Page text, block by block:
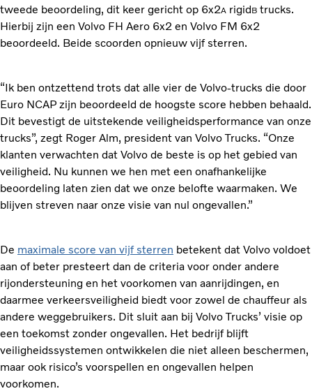
tweede beoordeling, dit keer gericht op 6x2A rigidB trucks.
Hierbij zijn een Volvo FH Aero 6x2 en Volvo FM 6x2
beoordeeld. Beide scoorden opnieuw vijf sterren.
“Ik ben ontzettend trots dat alle vier de Volvo-trucks die door
Euro NCAP zijn beoordeeld de hoogste score hebben behaald.
Dit bevestigt de uitstekende veiligheidsperformance van onze
trucks”, zegt Roger Alm, president van Volvo Trucks. “Onze
klanten verwachten dat Volvo de beste is op het gebied van
veiligheid. Nu kunnen we hen met een onafhankelijke
beoordeling laten zien dat we onze belofte waarmaken. We
blijven streven naar onze visie van nul ongevallen.”
De maximale score van vijf sterren betekent dat Volvo voldoet
aan of beter presteert dan de criteria voor onder andere
rijondersteuning en het voorkomen van aanrijdingen, en
daarmee verkeersveiligheid biedt voor zowel de chauffeur als
andere weggebruikers. Dit sluit aan bij Volvo Trucks’ visie op
een toekomst zonder ongevallen. Het bedrijf blijft
veiligheidssystemen ontwikkelen die niet alleen beschermen,
maar ook risico’s voorspellen en ongevallen helpen
voorkomen.